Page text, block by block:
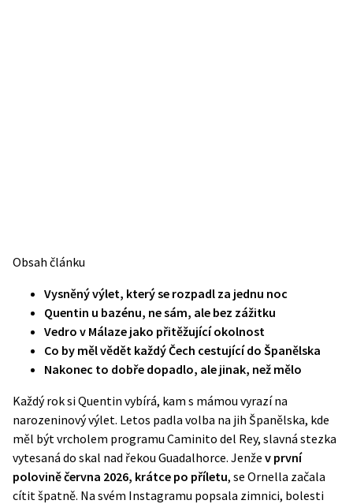
Obsah článku
Vysněný výlet, který se rozpadl za jednu noc
Quentin u bazénu, ne sám, ale bez zážitku
Vedro v Málaze jako přitěžující okolnost
Co by měl vědět každý Čech cestující do Španělska
Nakonec to dobře dopadlo, ale jinak, než mělo
Každý rok si Quentin vybírá, kam s mámou vyrazí na
narozeninový výlet. Letos padla volba na jih Španělska, kde
měl být vrcholem programu Caminito del Rey, slavná stezka
vytesaná do skal nad řekou Guadalhorce. Jenže v první
polovině června 2026, krátce po příletu, se Ornella začala
cítit špatně. Na svém Instagramu popsala zimnici, bolesti